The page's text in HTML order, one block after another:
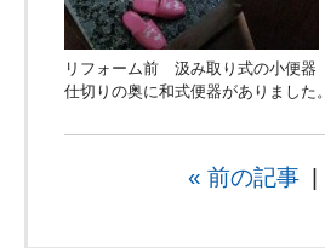
リフォーム前 汲み取り式の小便器
仕切りの奥に和式便器がありました。
« 前の記事 |